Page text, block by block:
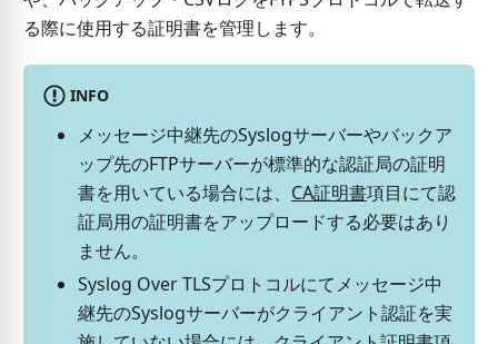
る際に使用する証明書を管理します。
INFO
メッセージ中継先のSyslogサーバーやバックア
ップ先のFTPサーバーが標準的な認証局の証明
書を用いている場合には、 CA証明書項目にて認
証局用の証明書をアップロードする必要はあり
ません。
Syslog Over TLSプロトコルにてメッセージ中
継先のSyslogサーバーがクライアント認証を実